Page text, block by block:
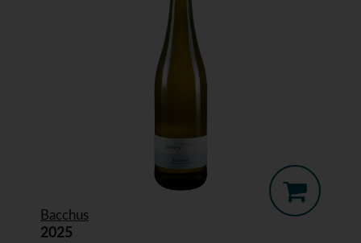
Bacchus
2025